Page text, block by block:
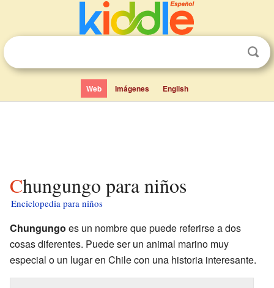
Web Imágenes English
Chungungo para niños
Enciclopedia para niños
Chungungo es un nombre que puede referirse a dos
cosas diferentes. Puede ser un animal marino muy
especial o un lugar en Chile con una historia interesante.